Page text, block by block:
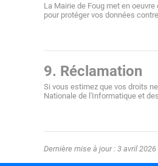
La Mairie de Foug met en
pour protéger vos données
9. Réclamation
Si vous estimez que vos droits
Nationale de l'Informatique et
Dernière mise à jour : 3 avril 2026